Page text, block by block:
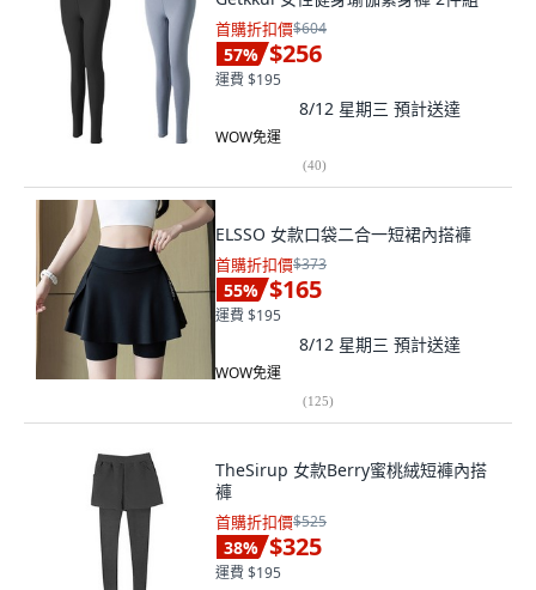
首購折扣價$604
57% $256
運費 $195
8/12 星期三 預計送達
WOW免運
(40)
ELSSO 女款口袋二合一短裙內搭褲
首購折扣價$373
55% $165
運費 $195
8/12 星期三 預計送達
WOW免運
(125)
TheSirup 女款Berry蜜桃絨短褲內搭
褲
首購折扣價$525
38% $325
運費 $195